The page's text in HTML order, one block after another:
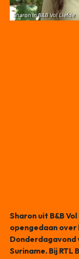
Sharon in B&B Vol Liefde
Sharon uit B&B
opengedaan
Donderdagavond
Suriname. Bij